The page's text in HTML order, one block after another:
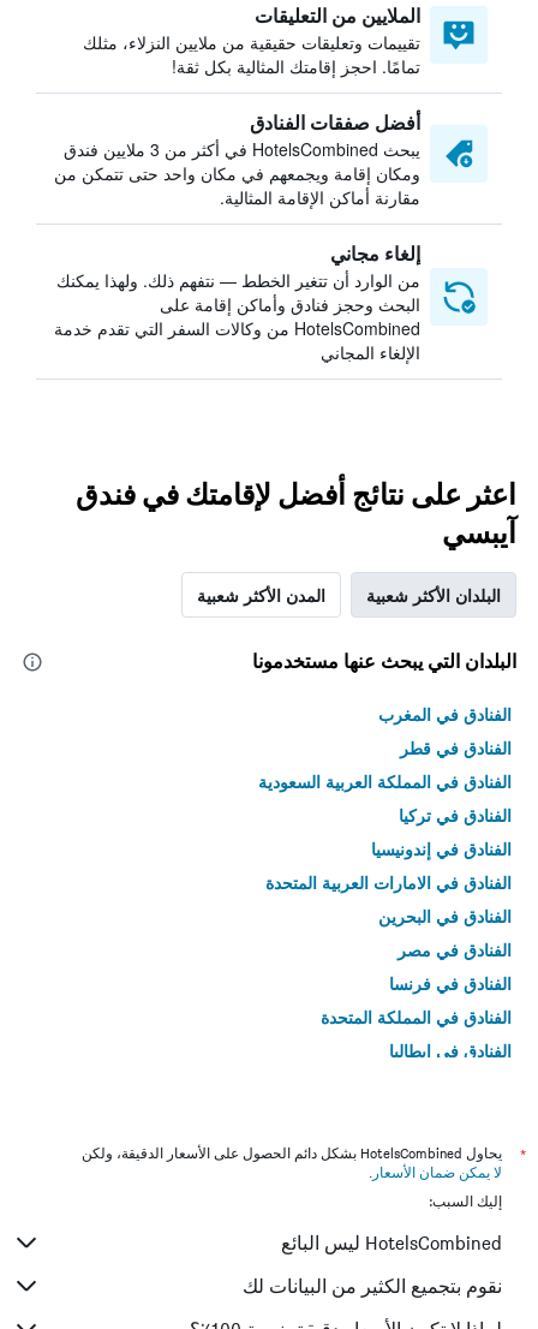
الملايين من التعليقات
تقييمات وتعليقات حقيقية من ملايين النزلاء، مثلك
تمامًا. احجز إقامتك المثالية بكل ثقة!
أفضل صفقات الفنادق
يبحث HotelsCombined في أكثر من 3 ملايين فندق
ومكان إقامة ويجمعهم في مكان واحد حتى تتمكن من
مقارنة أماكن الإقامة المثالية.
إلغاء مجاني
من الوارد أن تتغير الخطط — نتفهم ذلك. ولهذا يمكنك
البحث وحجز فنادق وأماكن إقامة على
HotelsCombined من وكالات السفر التي تقدم خدمة
الإلغاء المجاني
اعثر على نتائج أفضل لإقامتك في فندق
آيبسي
البلدان الأكثر شعبية المدن الأكثر شعبية
البلدان التي يبحث عنها مستخدمونا
الفنادق في المغرب
الفنادق في قطر
الفنادق في المملكة العربية السعودية
الفنادق في تركيا
الفنادق في إندونيسيا
الفنادق في الامارات العربية المتحدة
الفنادق في البحرين
الفنادق في مصر
الفنادق في فرنسا
الفنادق في المملكة المتحدة
الفنادق في إيطاليا
*
يحاول HotelsCombined بشكل دائم الحصول على الأسعار الدقيقة، ولكن
لا يمكن ضمان الأسعار .
إليك السبب:
HotelsCombined ليس البائع
نقوم بتجميع الكثير من البيانات لك